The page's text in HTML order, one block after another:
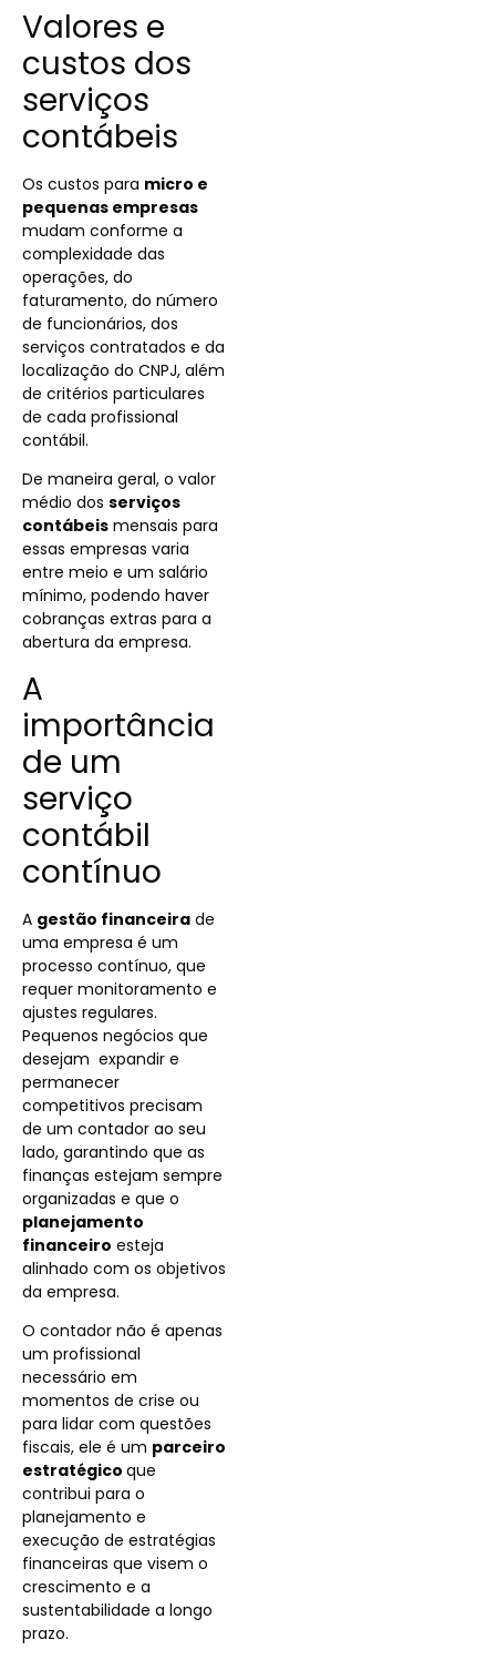
Valores e
custos dos
serviços
contábeis
Os custos para micro e
pequenas empresas
mudam conforme a
complexidade das
operações, do
faturamento, do número
de funcionários, dos
serviços contratados e da
localização do CNPJ, além
de critérios particulares
de cada profissional
contábil.
De maneira geral, o valor
médio dos serviços
contábeis mensais para
essas empresas varia
entre meio e um salário
mínimo, podendo haver
cobranças extras para a
abertura da empresa.
A
importância
de um
serviço
contábil
contínuo
A gestão financeira de
uma empresa é um
processo contínuo, que
requer monitoramento e
ajustes regulares.
Pequenos negócios que
desejam expandir e
permanecer
competitivos precisam
de um contador ao seu
lado, garantindo que as
finanças estejam sempre
organizadas e que o
planejamento
financeiro esteja
alinhado com os objetivos
da empresa.
O contador não é apenas
um profissional
necessário em
momentos de crise ou
para lidar com questões
fiscais, ele é um parceiro
estratégico que
contribui para o
planejamento e
execução de estratégias
financeiras que visem o
crescimento e a
sustentabilidade a longo
prazo.